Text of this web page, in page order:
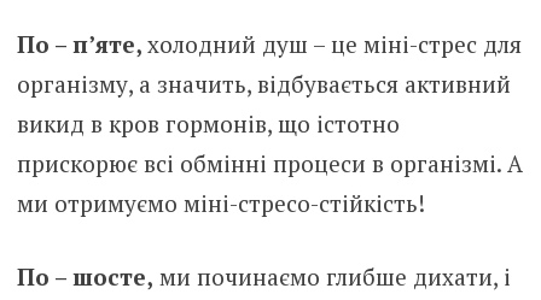
По – п’яте, холодний душ – це міні-стрес для
організму, а значить, відбувається активний
викид в кров гормонів, що істотно
прискорює всі обмінні процеси в організмі. А
ми отримуємо міні-стресо-стійкість!
По – шосте, ми починаємо глибше дихати, і